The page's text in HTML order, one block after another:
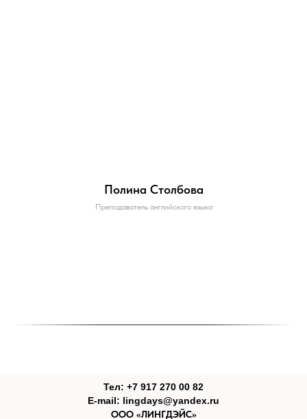
Полина Столбова
Преподаватель английского языка
Тел: +7 917 270 00 82
E-mail: lingdays@yandex.ru
ООО «ЛИНГДЭЙС»